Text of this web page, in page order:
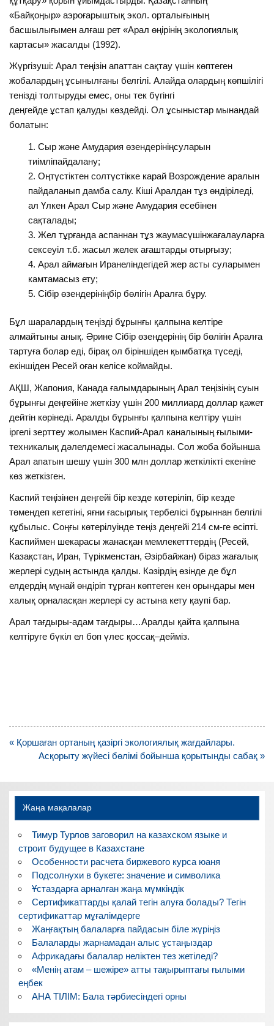
«Байқоңыр» аэроғарыштық экол. орталығының
басшылығымен алғаш рет «Арал өңірінің экологиялық
картасы» жасалды (1992).
Жүргізуші: Арал теңізін апаттан сақтау үшін көптеген
жобалардың ұсынылғаны белгілі. Алайда олардың көпшілігі
тенізді толтыруды емес, оны тек бүгінгі
деңгейде ұстап қалуды көздейді. Ол ұсыныстар мынандай
болатын:
Сыр және Амудария өзендерініңсуларын
тиімліпайдалану;
Оңтүстіктен солтүстікке карай Возрождение аралын
пайдаланып дамба салу. Кіші Аралдан тұз өндіріледі,
ал Үлкен Арал Сыр және Амудария есебінен
сақталады;
Жел тұрғанда аспаннан тұз жаумасүшінжағалауларға
сексеуіл т.б. жасыл желек ағаштарды отырғызу;
Арал аймағын Иранеліндегідей жер асты суларымен
камтамасыз ету;
Сібір өзендерініңбір бөлігін Аралға бұру.
Бұл шаралардың теңізді бұрынғы қалпына келтіре
алмайтыны анық. Әрине Сібір өзендерінің бір бөлігін Аралға
тартуға болар еді, бірақ ол біріншіден қымбатқа түседі,
екіншіден Ресей оған келісе коймайды.
АҚШ, Жапония, Канада ғалымдарының Арал теңізінің суын
бұрынғы деңгейіне жеткізу үшін 200 миллиард доллар қажет
дейтін көрінеді. Аралды бұрынғы қалпына келтіру үшін
іргелі зерттеу жолымен Каспий-Арал каналының ғылыми-
техникалық дәлелдемесі жасалынады. Сол жоба бойынша
Арал апатын шешу үшін 300 млн доллар жеткілікті екеніне
көз жеткізген.
Каспий теңізінен деңгейі бір кезде көтеріліп, бір кезде
төмендеп кететіні, яғни ғасырлық тербелісі бұрыннан белгілі
құбылыс. Соңғы көтерілуінде теңіз деңгейі 214 см-ге өсіпті.
Каспиймен шекарасы жанасқан мемлекетттердің (Ресей,
Казақстан, Иран, Түрікменстан, Әзірбайжан) біраз жағалық
жерлері судың астында қалды. Кәзірдің өзінде де бұл
елдердің мұнай өндіріп тұрған көптеген кен орындары мен
халық орналасқан жерлері су астына кету қаупі бар.
Арал тағдыры-адам тағдыры…Аралды қайта қалпына
келтіруге бүкіл ел боп үлес қоссақ–дейміз.
Навигация
« Қоршаған ортаның қазіргі экологиялық жағдайлары.
Асқорыту жүйесі бөлімі бойынша қорытынды сабақ »
Жаңа мақалалар
Тимур Турлов заговорил на казахском языке и
строит будущее в Казахстане
Особенности расчета биржевого курса юаня
Подсолнухи в букете: значение и символика
Ұстаздарға арналған жаңа мүмкіндік
Сертификаттарды қалай тегін алуға болады? Тегін
сертификаттар мұғалімдерге
Жаңғақтың балаларға пайдасын біле жүріңіз
Балаларды жарнамадан алыс ұстаңыздар
Африкадағы балалар неліктен тез жетіледі?
«Менің атам – шежіре» атты тақырыптағы ғылыми
еңбек
АНА ТІЛІМ: Бала тәрбиесіндегі орны